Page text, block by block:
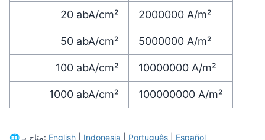
20 abA/cm² 2000000 A/m²
50 abA/cm² 5000000 A/m²
100 abA/cm² 10000000 A/m²
1000 abA/cm² 100000000 A/m²
🌐 متاح بـ: English Indonesia Português Español